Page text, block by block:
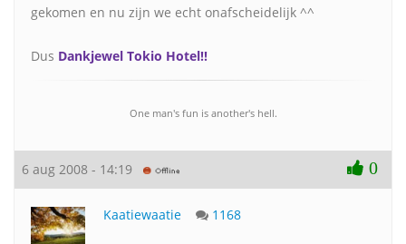
gekomen en nu zijn we echt onafscheidelijk ^^
Dus Dankjewel Tokio Hotel!!
One man's fun is another's hell.
6 aug 2008 - 14:19 0
Kaatiewaatie 1168